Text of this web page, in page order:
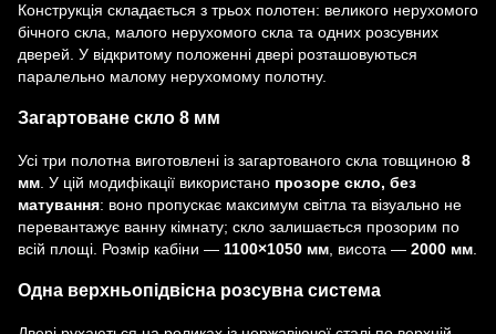
Конструкція складається з трьох полотен: великого нерухомого
бічного скла, малого нерухомого скла та одних розсувних
дверей. У відкритому положенні двері розташовуються
паралельно малому нерухомому полотну.
Загартоване скло 8 мм
Усі три полотна виготовлені із загартованого скла товщиною 8
мм . У цій модифікації використано прозоре скло, без
матування: воно пропускає максимум світла та візуально не
перевантажує ванну кімнату; скло залишається прозорим по
всій площі. Розмір кабіни — 1100×1050 мм , висота — 2000 мм
Одна верхньопідвісна розсувна система